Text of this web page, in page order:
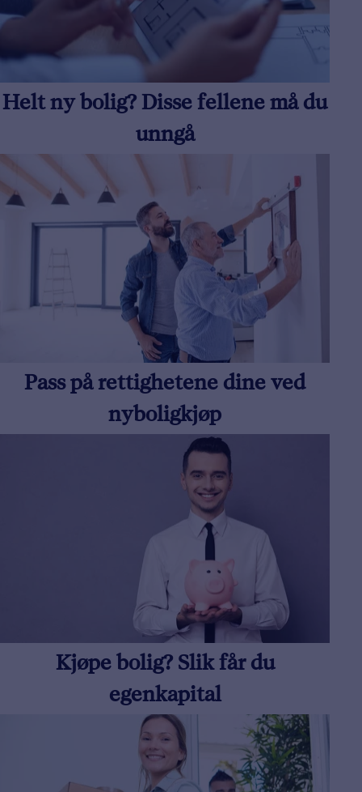
Helt ny bolig? Disse fellene må du
unngå
Pass på rettighetene dine ved
nyboligkjøp
Kjøpe bolig? Slik får du
egenkapital